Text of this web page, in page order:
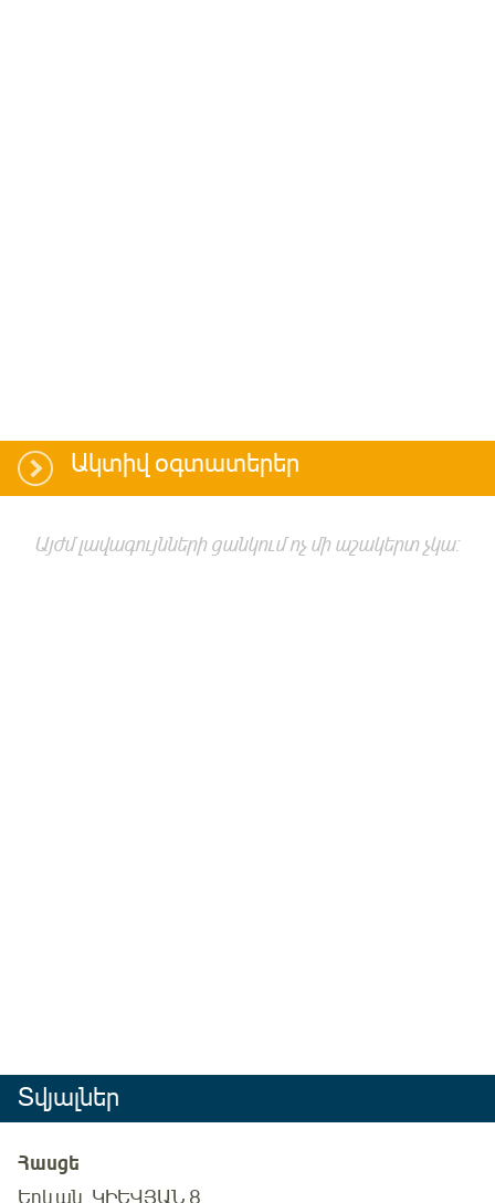
Ակտիվ օգտատերեր
Այժմ լավագույնների ցանկում ոչ մի աշակերտ չկա:
Տվյալներ
Հասցե
Երևան, ԿԻԵՎՅԱՆ 8